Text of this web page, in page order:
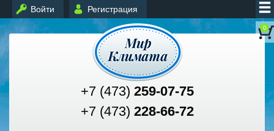
Войти Регистрация
0
+7 (473) 259-07-75
+7 (473) 228-66-72